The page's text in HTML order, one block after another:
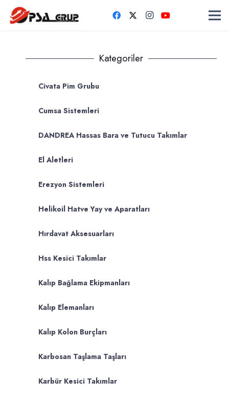
Kategoriler
Civata Pim Grubu
Cumsa Sistemleri
DANDREA Hassas Bara ve Tutucu Takımlar
El Aletleri
Erezyon Sistemleri
Helikoil Hatve Yay ve Aparatları
Hırdavat Aksesuarları
Hss Kesici Takımlar
Kalıp Bağlama Ekipmanları
Kalıp Elemanları
Kalıp Kolon Burçları
Karbosan Taşlama Taşları
Karbür Kesici Takımlar